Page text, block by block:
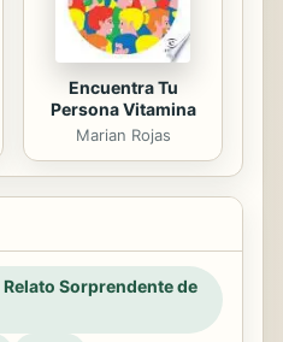
Encuentra Tu
Persona Vitamina
Marian Rojas
Sorprendente de